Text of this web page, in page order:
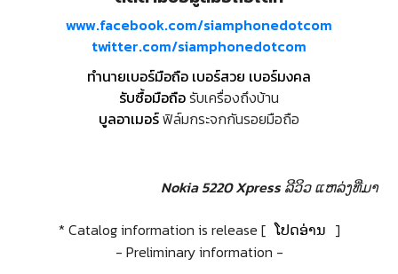
www.facebook.com/siamphonedotcom
twitter.com/siamphonedotcom
ทำนายเบอร์มือถือ เบอร์สวย เบอร์มงคล
รับซื้อมือถือรับเครื่องถึงบ้าน
บูลอาเมอร์ฟิล์มกระจกกันรอยมือถือ
Nokia 5220 Xpress ລີວິວ ແຫລ່ງທີ່ມາ
* Catalog information is release [ ໂປດອ່ານ ]
- Preliminary information -